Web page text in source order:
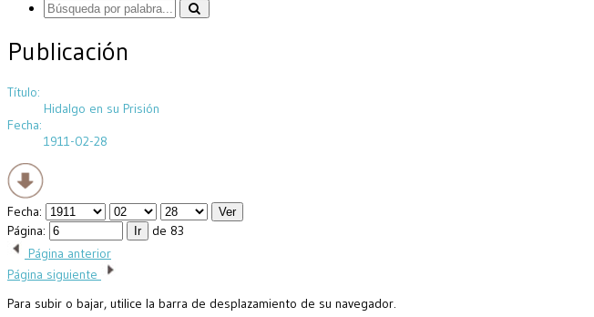
Publicación
Título:
Hidalgo en su Prisión
Fecha:
1911-02-28
Fecha:
Página:
de 83
Página anterior
Página siguiente
Para subir o bajar, utilice la barra de desplazamiento de su navegador.